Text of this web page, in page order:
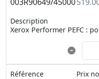
Description
Xerox Performer PEFC :
Référence Prix